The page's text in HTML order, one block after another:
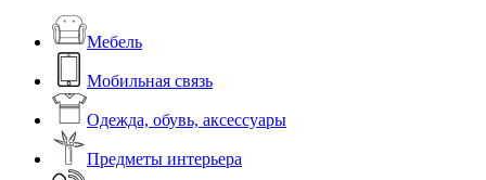
Мебель
Мобильная связь
Одежда, обувь, аксессуары
Предметы интерьера